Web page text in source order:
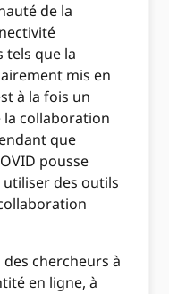
de la
tels que la
mis en
à la fois un
la collaboration
que
pousse
des outils
des chercheurs à
en ligne, à